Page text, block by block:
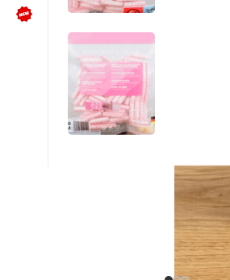
NÜTZLICHES
Kundenbewertungen lesen
Schreib uns auf WhatsApp
Kundenservice kontaktieren